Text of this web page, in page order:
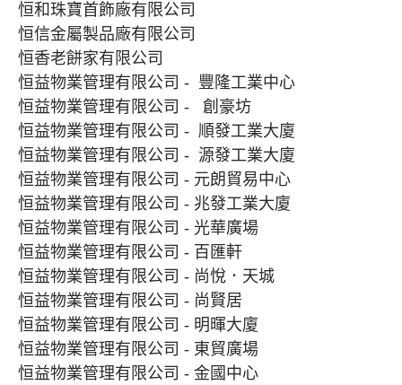
恒和珠寶首飾廠有限公司
恒信金屬製品廠有限公司
恒香老餅家有限公司
恒益物業管理有限公司 - 豐隆工業中心
恒益物業管理有限公司 - 創豪坊
恒益物業管理有限公司 - 順發工業大廈
恒益物業管理有限公司 - 源發工業大廈
恒益物業管理有限公司 - 元朗貿易中心
恒益物業管理有限公司 - 兆發工業大廈
恒益物業管理有限公司 - 光華廣場
恒益物業管理有限公司 - 百匯軒
恒益物業管理有限公司 - 尚悅．天城
恒益物業管理有限公司 - 尚賢居
恒益物業管理有限公司 - 明暉大廈
恒益物業管理有限公司 - 東貿廣場
恒益物業管理有限公司 - 金國中心